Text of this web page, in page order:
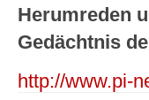
Herumreden
Gedächtnis
http://www.pi-